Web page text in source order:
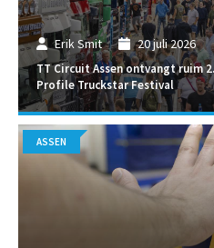
Erik Smit 20 juli 2026
TT Circuit Assen ontvangt ruim
Profile Truckstar Festival
ASSEN